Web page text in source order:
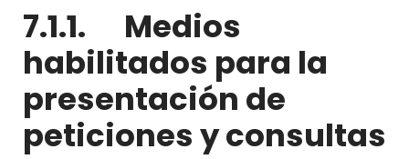
7.1.1. Medios
habilitados para la
presentación de
peticiones y consultas